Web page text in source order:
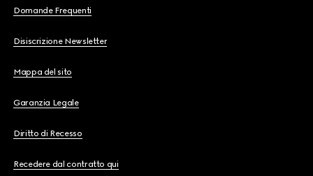
Domande Frequenti
Disiscrizione Newsletter
Mappa del sito
Garanzia Legale
Diritto di Recesso
Recedere dal contratto qui